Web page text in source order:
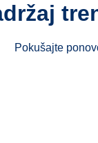
Pokušajte